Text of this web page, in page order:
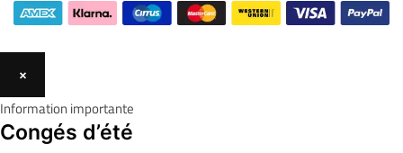
×
Information importante
Congés d’été